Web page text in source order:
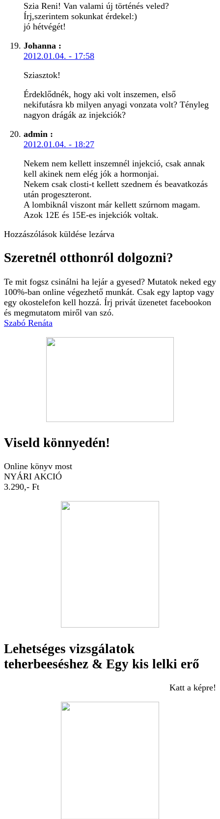
Szia Reni! Van valami új történés veled?
Írj,szerintem sokunkat érdekel:)
jó hétvégét!
Johanna :
2012.01.04. - 17:58
Sziasztok!
Érdeklődnék, hogy aki volt inszemen, első
nekifutásra kb milyen anyagi vonzata volt? Tényleg
nagyon drágák az injekciók?
admin :
2012.01.04. - 18:27
Nekem nem kellett inszemnél injekció, csak annak
kell akinek nem elég jók a hormonjai.
Nekem csak closti-t kellett szednem és beavatkozás
után progeszteront.
A lombiknál viszont már kellett szúrnom magam.
Azok 12E és 15E-es injekciók voltak.
Hozzászólások küldése lezárva
Szeretnél otthonról dolgozni?
Te mit fogsz csinálni ha lejár a gyesed? Mutatok neked egy
100%-ban online végezhető munkát. Csak egy laptop vagy
egy okostelefon kell hozzá. Írj privát üzenetet facebookon
és megmutatom miről van szó.
Szabó Renáta
Viseld könnyedén!
Online könyv most
NYÁRI AKCIÓ
3.290,- Ft
Lehetséges vizsgálatok
teherbeeséshez & Egy kis lelki erő
Katt a képre!